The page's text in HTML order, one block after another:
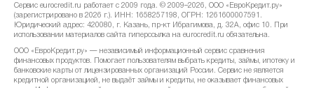
Сервис eurocredit.ru работает с 2009 года. © 2009–2026, ООО «ЕвроКредит.ру»
(зарегистрировано в 2026 г.). ИНН: 1658257198, ОГРН: 1261600007591.
Юридический адрес: 420080, г. Казань, пр-кт Ибрагимова, д. 32А, офис 10. При
использовании материалов сайта гиперссылка на eurocredit.ru обязательна.
ООО «ЕвроКредит.ру» — независимый информационный сервис сравнения
финансовых продуктов. Помогает пользователям выбрать кредиты, займы, ипотеку и
банковские карты от лицензированных организаций России. Сервис не является
кредитной организацией, не выдаёт займы и кредиты, не оказывает финансовых